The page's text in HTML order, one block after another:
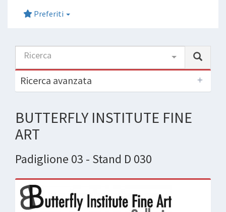
Preferiti
Ricerca
Ricerca avanzata
BUTTERFLY INSTITUTE FINE
ART
Padiglione 03 - Stand D 030